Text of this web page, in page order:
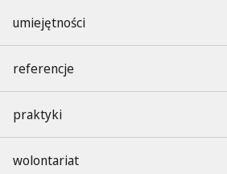
umiejętności
referencje
praktyki
wolontariat